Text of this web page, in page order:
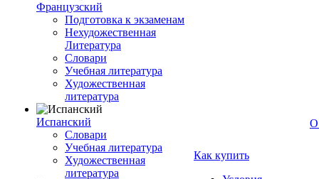
Французский
Подготовка к экзаменам
Нехудожественная
Литература
Словари
Учебная литература
Художественная
литература
Испанский
Словари
Учебная литература
Художественная
литература
Как купить
О